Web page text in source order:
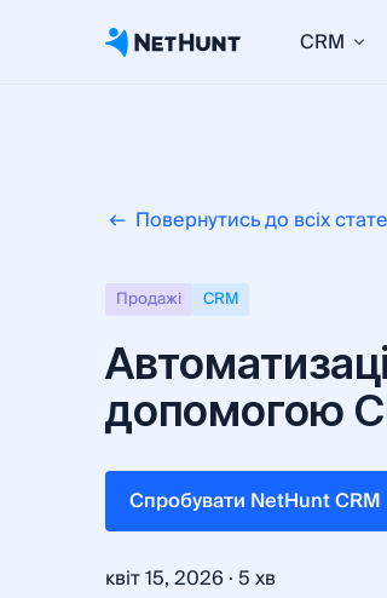
CRM
Повернутись до всіх
Продажі CRM
допомогою
Cпробувати NetHunt CRM
квіт 15, 2026 ·5 хв